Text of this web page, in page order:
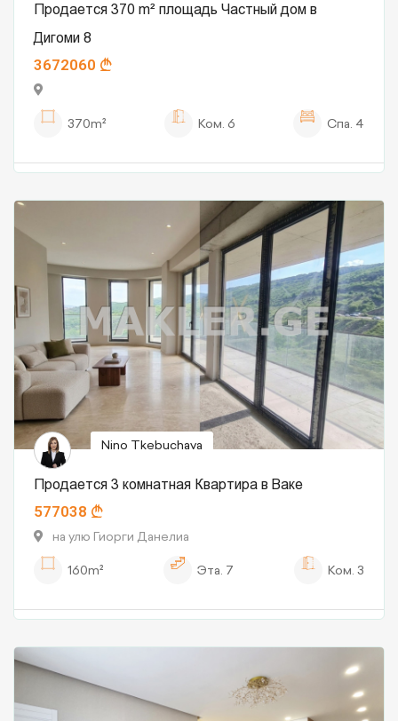
Продается 370 m² площадь Частный дом в
Дигоми 8
3672060
370m² Ком. 6 Спа. 4
Nino Tkebuchava
Продается 3 комнатная Квартира в Ваке
577038
на улю Гиорги Данелиа
160m²
Эта. 7 Ком. 3